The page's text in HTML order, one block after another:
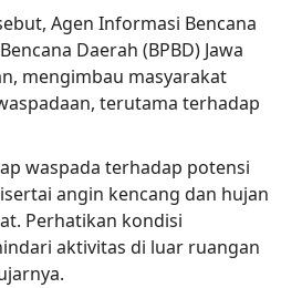
Agen Informasi Bencana
Daerah (BPBD) Jawa
mengimbau masyarakat
terutama terhadap
waspada terhadap potensi
angin kencang dan hujan
Perhatikan kondisi
aktivitas di luar ruangan